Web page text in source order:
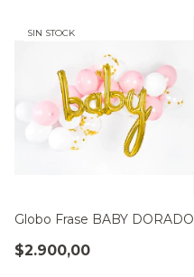
SIN STOCK
Globo Frase BABY DORADO
$2.900,00